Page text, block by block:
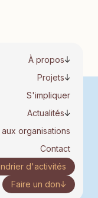
À propos
Projets
S'impliquer
Actualités
organisations
Contact
d'activités
Faire un don